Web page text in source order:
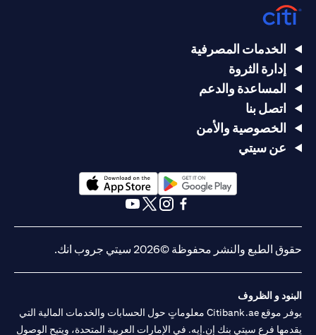
الخدمات المصرفية
إدارة الثروة
المساعدة والدعم
اتصل بنا
الخصوصية والأمن
عن سيتي
(opens in a new tab)
الطبع والنشر محفوظة ©2026 سيتي جروب انك.
و الظروف
يوفر موقع Citibank.ae معلوماتٍ حول الحسابات والخدمات المالية التي
فرع سيتي بنك إن.إيه. في الإمارات العربية المتحدة، ويتيح الوصول